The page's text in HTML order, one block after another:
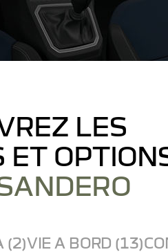
LES
ET
(2)VIE A BORD (13)